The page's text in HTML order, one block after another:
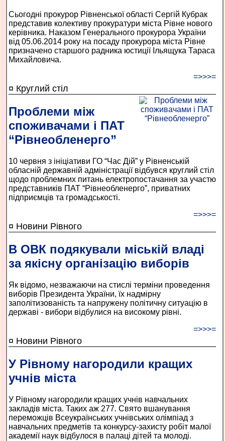
Сьогодні прокурор Рівненської області Сергій Кубрак
представив колективу прокуратури міста Рівне нового
керівника. Наказом Генерального прокурора України
від 05.06.2014 року на посаду прокурора міста Рівне
призначено старшого радника юстиції Ільящука Тараса
Михайловича.
=>>>=
¤ Круглий стіл
Проблеми між
споживачами і ПАТ
“Рівнеобленерго”
10 червня з ініціативи ГО “Час Дій” у Рівненській
обласній державній адміністрації відбувся круглий стіл
щодо проблемних питань електропостачання за участю
представників ПАТ “Рівнеобленерго”, приватних
підприємців та громадськості.
=>>>=
¤ Новини Рівного
В ОВК подякували міській владі
за якісну організацію виборів
Як відомо, незважаючи на стислі терміни проведення
виборів Президента України, їх надмірну
заполітизованість та напружену політичну ситуацію в
державі - вибори відбулися на високому рівні.
=>>>=
¤ Новини Рівного
У Рівному нагородили кращих
учнів міста
У Рівному нагородили кращих учнів навчальних
закладів міста. Таких аж 277. Свято вшанування
переможців Всеукраїнських учнівських олімпіад з
навчальних предметів та конкурсу-захисту робіт малої
академії наук відбулося в палаці дітей та молоді.